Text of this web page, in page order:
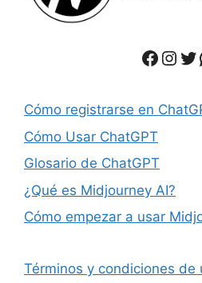
Cómo registrarse en
Cómo Usar ChatGPT
Glosario de ChatGPT
¿Qué es Midjourney AI?
Cómo empezar a usar
Términos y condiciones de